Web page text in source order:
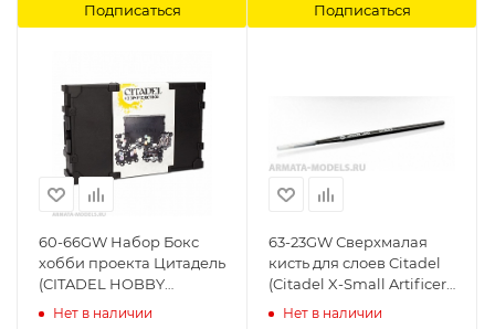
Подписаться Подписаться
60-66GW Набор Бокс
хобби проекта Цитадель
(CITADEL HOBBY
PROJECT BOX) Citadel
Нет в наличии
63-23GW Сверхмалая
кисть для слоев Citadel
(Citadel X-Small Artificer
Layer Brush) Citadel
Нет в наличии